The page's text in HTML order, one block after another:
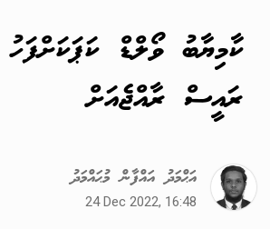
ކާމިޔާބު ވޯލްޑް
ރައީސް ރާއްޖެއަށް
އަޙްމަދު އައްފާން މުޙައްމަދު
24 Dec 2022, 16:48